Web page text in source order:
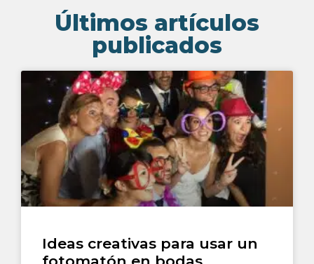
Últimos artículos
publicados
Ideas creativas para usar un